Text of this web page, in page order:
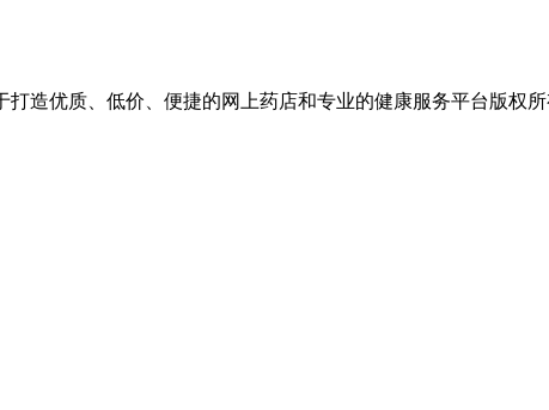
造优质、低价、便捷的网上药店和专业的健康服务平台版权所